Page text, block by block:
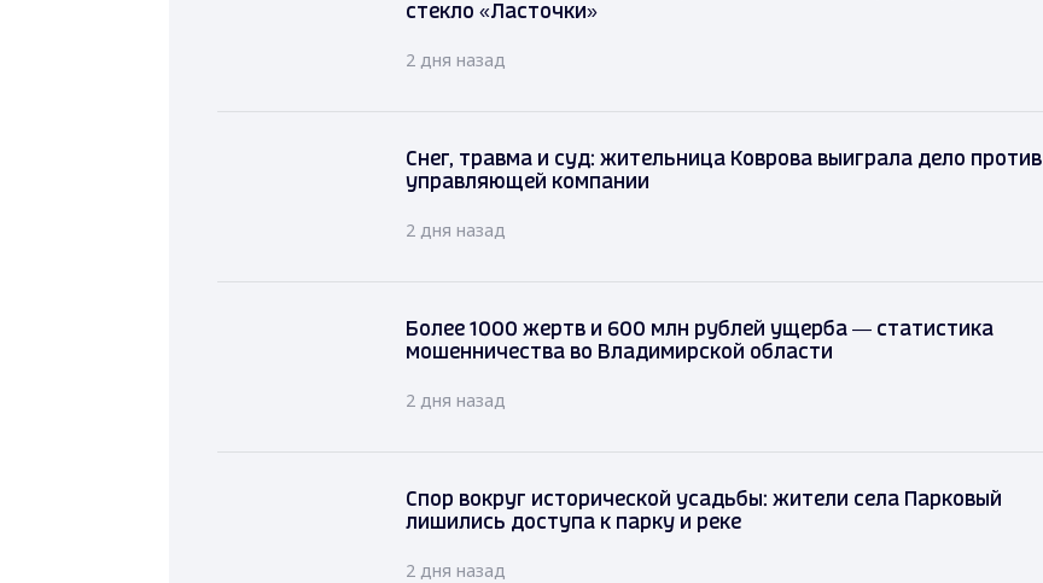
стекло «Ласточки»
2 дня назад
Снег, травма и суд: жительница Коврова выиграла дело против
управляющей компании
2 дня назад
Более 1000 жертв и 600 млн рублей ущерба — статистика
мошенничества во Владимирской области
2 дня назад
Спор вокруг исторической усадьбы: жители села Парковый
лишились доступа к парку и реке
2 дня назад